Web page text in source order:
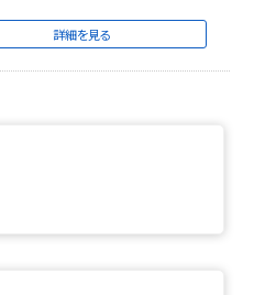
詳細を見る